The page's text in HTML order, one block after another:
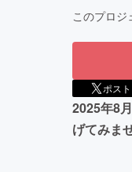
このプロジ
ポスト
2025年8
げてみま